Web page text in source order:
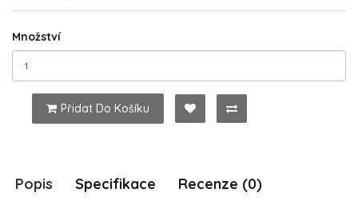
Množství
Přidat Do Košíku
Popis Specifikace Recenze (0)